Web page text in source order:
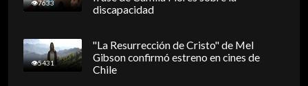
7633
discapacidad
5431
"La Resurrección de Cristo" de Mel
Gibson confirmó estreno en cines de
Chile